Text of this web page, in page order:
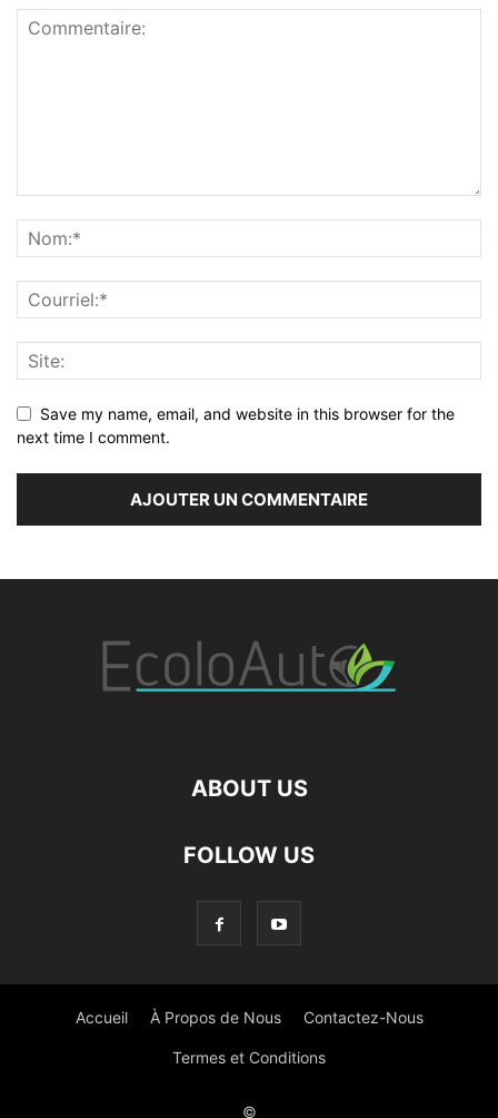
Save my name, email, and website in this browser for the
next time I comment.
ABOUT US
FOLLOW US
Accueil À Propos de Nous Contactez-Nous
Termes et Conditions
©